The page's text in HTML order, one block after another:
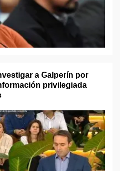
a Galperín por
privilegiada